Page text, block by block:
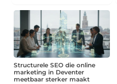
Structurele SEO die online
marketing in Deventer
meetbaar sterker maakt